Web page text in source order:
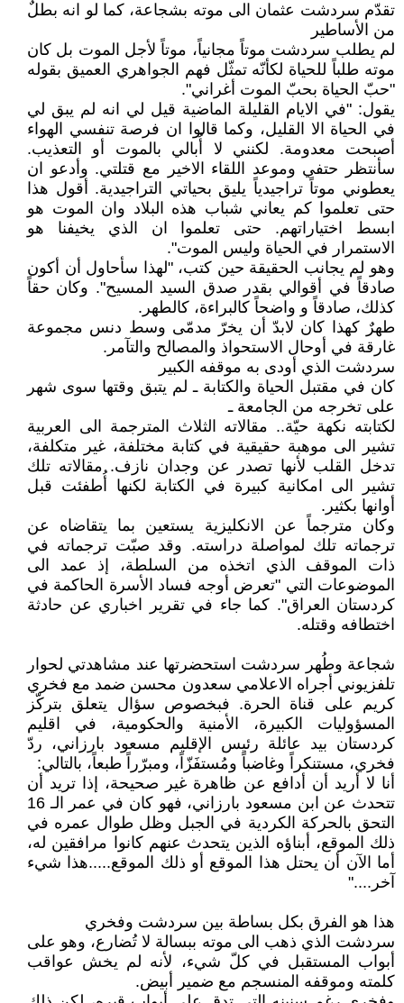
تقدّم سردشت عثمان الى موته بشجاعة، كما لو انه بطلٌ
من الأساطير
لم يطلب سردشت موتاً مجانياً، موتاً لأجل الموت بل كان
موته طلباً للحياة لكأنّه تمثّل فهم الجواهري العميق بقوله
"حبّ الحياة بحبّ الموت أغراني".
يقول: "في الايام القليلة الماضية قيل لي انه لم يبق لي
في الحياة الا القليل، وكما قالوا ان فرصة تنفسي الهواء
أصبحت معدومة. لكنني لا أُبالي بالموت أو التعذيب.
سأنتظر حتفي وموعد اللقاء الاخير مع قتلتي. وأدعو ان
يعطوني موتاً تراجيدياً يليق بحياتي التراجيدية. أقول هذا
حتى تعلموا كم يعاني شباب هذه البلاد وان الموت هو
ابسط اختياراتهم. حتى تعلموا ان الذي يخيفنا هو
الاستمرار في الحياة وليس الموت".
وهو لم يجانب الحقيقة حين كتب، "لهذا سأحاول أن أكون
صادقاً في أقوالي بقدر صدق السيد المسيح". وكان حقاً
كذلك، صادقاً و واضحاً كالبراءة، كالطهر.
طهرٌ كهذا كان لابدّ أن يخرّ مدمّى وسط دنس مجموعة
غارقة في أوحال الاستحواذ والمصالح والتآمر.
سردشت الذي أودى به موقفه الكبير
كان في مقتبل الحياة والكتابة ـ لم يتبق وقتها سوى شهر
على تخرجه من الجامعة ـ
لكتابته نكهة حيّة.. مقالاته الثلاث المترجمة الى العربية
تشير الى موهبة حقيقية في كتابة مختلفة، غير متكلفة،
تدخل القلب لأنها تصدر عن وجدان نازف. مقالاته تلك
تشير الى امكانية كبيرة في الكتابة لكنها أُطفئت قبل
أوانها بكثير.
وكان مترجماً عن الانكليزية يستعين بما يتقاضاه عن
ترجماته تلك لمواصلة دراسته. وقد صبّت ترجماته في
ذات الموقف الذي اتخذه من السلطة، إذ عمد الى
الموضوعات التي "تعرض أوجه فساد الأسرة الحاكمة في
كردستان العراق". كما جاء في تقرير اخباري عن حادثة
اختطافه وقتله.
شجاعة وطُهر سردشت استحضرتها عند مشاهدتي لحوار
تلفزيوني أجراه الاعلامي سعدون محسن ضمد مع فخري
كريم على قناة الحرة. فبخصوص سؤال يتعلق بتركّز
المسؤوليات الكبيرة، الأمنية والحكومية، في اقليم
كردستان بيد عائلة رئيس الإقليم مسعود بارزاني، ردّ
فخري، مستنكراً وغاضباً ومُستفَزّاً، ومبرّراً طبعاً، بالتالي:
أنا لا أريد أن أدافع عن ظاهرة غير صحيحة، إذا تريد أن
تتحدث عن ابن مسعود بارزاني، فهو كان في عمر الـ 16
التحق بالحركة الكردية في الجبل وظل طوال عمره في
ذلك الموقع، أبناؤه الذين يتحدث عنهم كانوا مرافقين له،
أما الآن أن يحتل هذا الموقع أو ذلك الموقع.....هذا شيء
آخر...."
هذا هو الفرق بكل بساطة بين سردشت وفخري
سردشت الذي ذهب الى موته ببسالة لا تُضارع، وهو على
أبواب المستقبل في كلّ شيء، لأنه لم يخش عواقب
كلمته وموقفه المنسجم مع ضمير أبيض.